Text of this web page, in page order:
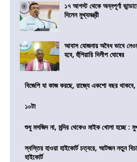
১৭ আগস্ট থেকে অন্নপূর্ণা
দিলেন মুখ্যমন্ত্রী
আবাস যোজনায় অবৈধ ভাবে
হবে, হুঁশিয়ারি দিলীপ ঘোষের
বিজেপি যা কাজ করছে, রাজ্যে একশো বছর থাকবে,
১০টা
শুধু মসজিদ না, মন্দির থেকেও মাইক খোলা হচ্ছে :
স্বস্তির হাওয়া হাইকোর্ট চত্বরে, আটজন নতুন
হাইকোর্ট